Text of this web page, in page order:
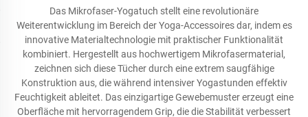
Das Mikrofaser-Yogatuch stellt eine revolutionäre
Weiterentwicklung im Bereich der Yoga-Accessoires dar, indem es
innovative Materialtechnologie mit praktischer Funktionalität
kombiniert. Hergestellt aus hochwertigem Mikrofasermaterial,
zeichnen sich diese Tücher durch eine extrem saugfähige
Konstruktion aus, die während intensiver Yogastunden effektiv
Feuchtigkeit ableitet. Das einzigartige Gewebemuster erzeugt eine
Oberfläche mit hervorragendem Grip, die die Stabilität verbessert